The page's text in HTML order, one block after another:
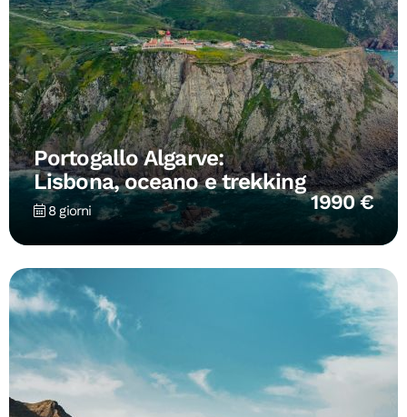
Portogallo Algarve:
Lisbona, oceano e trekking
8 giorni 1990 €